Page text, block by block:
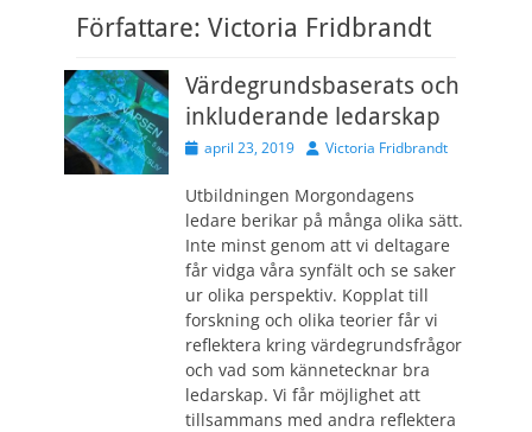
Författare: Victoria Fridbrandt
Värdegrundsbaserats och
inkluderande ledarskap
Publicerad
april 23, 2019 Författare
Victoria Fridbrandt
Utbildningen Morgondagens
ledare berikar på många olika sätt.
Inte minst genom att vi deltagare
får vidga våra synfält och se saker
ur olika perspektiv. Kopplat till
forskning och olika teorier får vi
reflektera kring värdegrundsfrågor
och vad som kännetecknar bra
ledarskap. Vi får möjlighet att
tillsammans med andra reflektera